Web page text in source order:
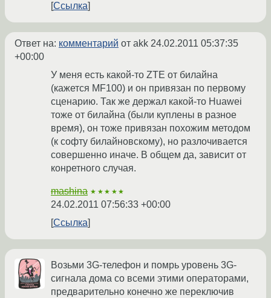
Ссылка
Ответ на: комментарий от akk 24.02.2011 05:37:35
+00:00
У меня есть какой-то ZTE от билайна
(кажется MF100) и он привязан по первому
сценарию. Так же держал какой-то Huawei
тоже от билайна (были куплены в разное
время), он тоже привязан похожим методом
(к софту билайновскому), но разлочивается
совершенно иначе. В общем да, зависит от
конретного случая.
mashina ★★★★★
24.02.2011 07:56:33 +00:00
Ссылка
Возьми 3G-телефон и помрь уровень 3G-
сигнала дома со всеми этими операторами,
предварительно конечно же переключив